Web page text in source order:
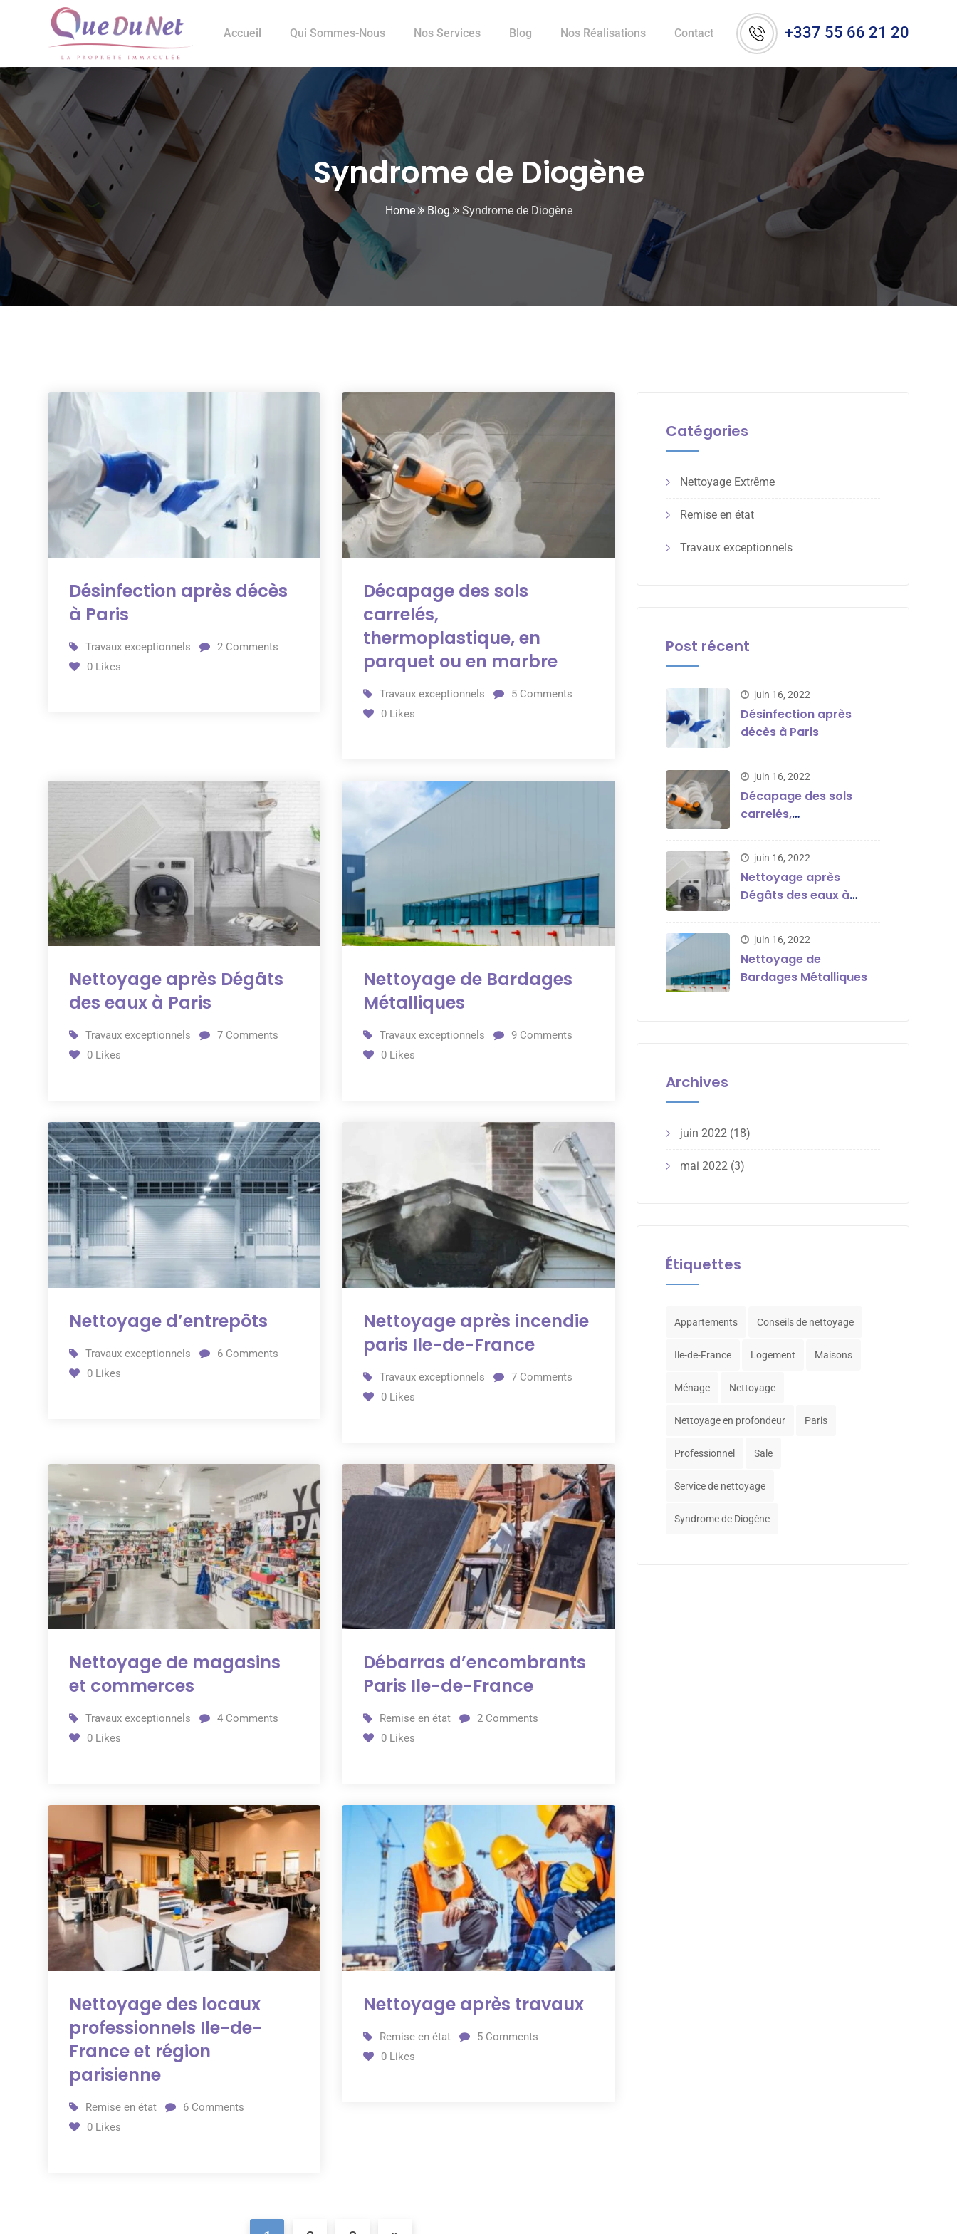
Accueil Qui Sommes-Nous Nos Services Blog Nos Réalisations Contact +337 55 66 21 20
Syndrome de Diogène
Home Blog Syndrome de Diogène
Désinfection après décès
à Paris
Travaux exceptionnels 2 Comments
0 Likes
Décapage des sols
carrelés,
thermoplastique, en
parquet ou en marbre
Travaux exceptionnels 5 Comments
0 Likes
Nettoyage après Dégâts
des eaux à Paris
Travaux exceptionnels 7 Comments
0 Likes
Nettoyage de Bardages
Métalliques
Travaux exceptionnels 9 Comments
0 Likes
Nettoyage d’entrepôts
Travaux exceptionnels 6 Comments
0 Likes
Nettoyage après incendie
paris Ile-de-France
Travaux exceptionnels 7 Comments
0 Likes
Nettoyage de magasins
et commerces
Travaux exceptionnels 4 Comments
0 Likes
Débarras d’encombrants
Paris Ile-de-France
Remise en état 2 Comments
0 Likes
Nettoyage des locaux
professionnels Ile-de-
France et région
parisienne
Remise en état 6 Comments
0 Likes
Nettoyage après travaux
Remise en état 5 Comments
0 Likes
Catégories
Nettoyage Extrême
Remise en état
Travaux exceptionnels
Post récent
juin 16, 2022
Désinfection après
décès à Paris
juin 16, 2022
Décapage des sols
carrelés,
parquet ou en marbre
juin 16, 2022
Nettoyage après
Dégâts des eaux à
juin 16, 2022
Nettoyage de
Bardages Métalliques
Archives
juin 2022(18)
mai 2022(3)
Étiquettes
Appartements Conseils de nettoyage
Ile-de-France Logement Maisons
Ménage Nettoyage
Nettoyage en profondeur Paris
Professionnel Sale
Service de nettoyage
Syndrome de Diogène